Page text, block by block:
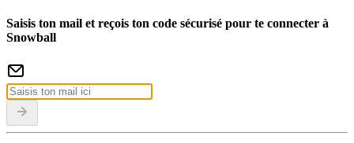
Saisis ton mail et reçois ton code sécurisé pour te connecter à
Snowball